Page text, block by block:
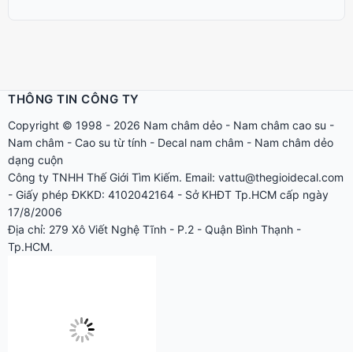
THÔNG TIN CÔNG TY
Copyright © 1998 - 2026 Nam châm dẻo - Nam châm cao su -
Nam châm - Cao su từ tính - Decal nam châm - Nam châm dẻo
dạng cuộn
Công ty TNHH Thế Giới Tìm Kiếm. Email: vattu@thegioidecal.com
- Giấy phép ĐKKD: 4102042164 - Sở KHĐT Tp.HCM cấp ngày
17/8/2006
Địa chỉ: 279 Xô Viết Nghệ Tĩnh - P.2 - Quận Bình Thạnh -
Tp.HCM.